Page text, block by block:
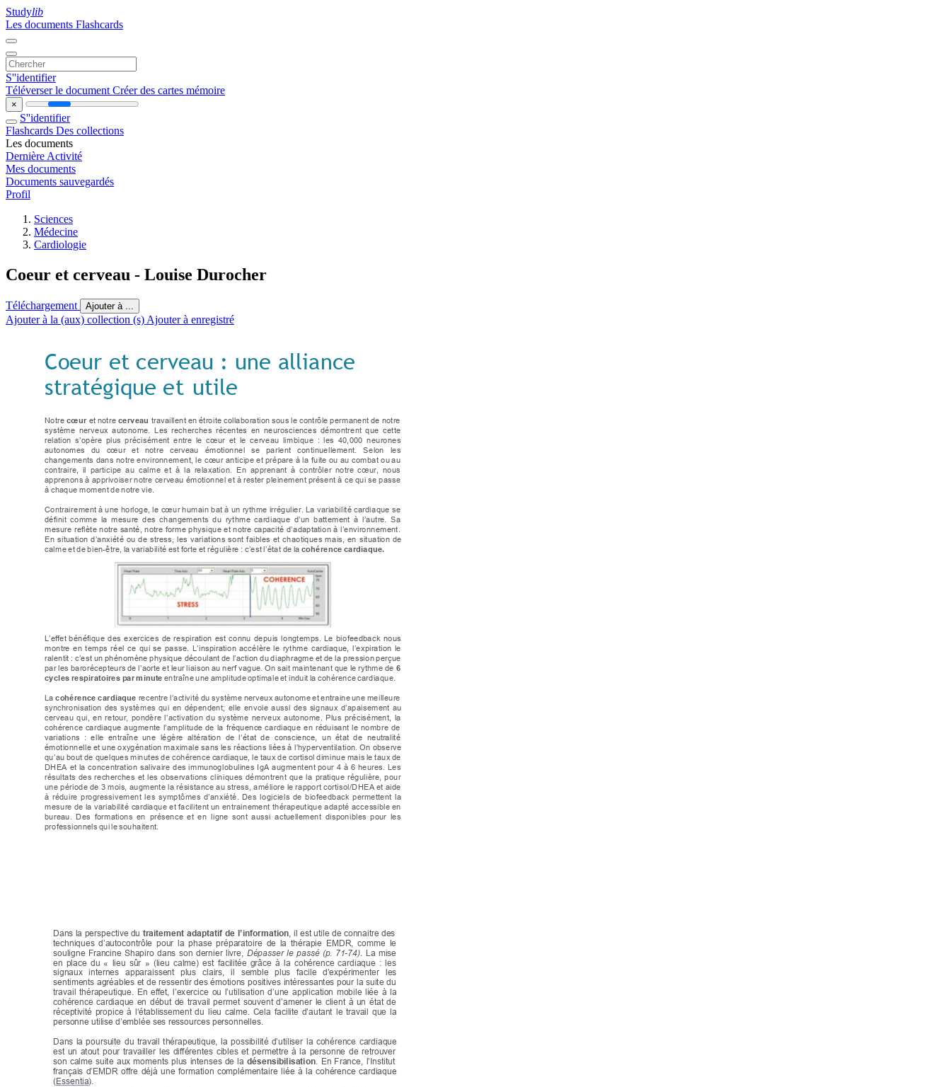
Studylib
Les documents Flashcards
S''identifier
Téléverser le document Créer des cartes mémoire
×
S''identifier
Flashcards Des collections
Les documents
Dernière Activité
Mes documents
Documents sauvegardés
Profil
Sciences
Médecine
Cardiologie
Coeur et cerveau - Louise Durocher
Téléchargement Ajouter à ...
Ajouter à la (aux) collection (s) Ajouter à enregistré
Coeur et cerveau : une alliance
stratégique et utile
Notre cœur et notre cerveau travaillent en étroite collaboration sous le contrôle permanent de notre
système nerveux autonome. Les recherches récentes en neurosciences démontrent que
cette
relation
s’opère plus précisément entre le cœur et le cerveau limbique : les 40,000
neurones
autonomes
du cœur et notre cerveau émotionnel se parlent continuellement. Selon
les
changements dans notre environnement, le cœur anticipe et prépare à la fuite ou au combat ou au
contraire,
il participe au calme et à la relaxation. En apprenant à contrôler notre cœur,
nous
apprenons à apprivoiser notre cerveau émotionnel et à rester pleinement présent à ce qui se passe
à chaque moment de notre vie.
Contra irement à une horloge, le cœur humain bat à un rythme irrégu lier. La variabilité cardiaque se
définit comme la mesure des changements du rythme cardiaque d’un battement à l’autre.
Sa
mesure reflète notre santé, notre forme physique et notre capacité d’adaptat ion à l’envi ronnement.
En situation d’anxiété ou de stress , les variations sont faibles et chaotiques mais, en situation de
calme et de bien-être, la variabilité est forte et régulière : c’est l’état de la cohérence cardiaque.
L’effet bénéfique des exercices de respiration est connu depuis longtemps. Le biofeedback nous
montre en temps réel ce qui se passe. L’inspiration accélère le rythme cardiaque, l’expiration
le
ralentit : c’est un phénomène physique découl ant de l’action du diaphragme et de la pression perçue
par es barorécepteurs de l’aorte et leur liaison au nerf vague. On sait maintenant que le rythme de 6
cycles respiratoires par minu te entraîne une amplitude optimale et induit la cohérence cardiaque.
La cohérence cardiaque recentre l’activité du système nerveux autonome et entraine une meil leure
synchronisation des systèmes qui en dépendent; elle envoie aussi des signaux d’apaisement au
cerveau qui, en retour, pondère l’activation du système nerveux autonome. Plus précisément,
la
cohérence cardiaque augmente l’amplitude de la fréquence cardiaque en réduisant le nombre de
variations
:  elle  entraîne une  légère altération  de l’état de  conscience,  un état de  neutralité
émotionnelle et une oxygénation maximale sans les réactions liées à l’hyperventilation. On observe
qu’au bout de quelques minutes de cohérence cardiaque, le taux de cortisol diminue mais le taux de
DHEA et la concentration salivaire des immunoglobuli nes IgA augmentent pour 4 à 6 heures. Les
résultats des recherches et les observations cliniqu es démontrent que la pratique rég ulière, pour
une période de 3 mois, augmente la résistance au stress, améliore le rapport cortisol/DHEA et aide
à réduire progressivement les symptômes d’anxiété. Des logiciels de biofeedback permettent
la
mesure de la variabilité cardiaque et facilitent un entrainement thérapeutique adapté accessible en
bureau.
Des formations en présence et en ligne sont aussi actuellement disponibles pour
les
professionnels qui le souhaitent.
Dans la perspective du traitement adaptatif de l’information, il est utile de connaitre des
techniques d’autocontrôle pour la phase préparatoire de la thérapie EMDR, comme
le
souligne Francine Shapiro dans son dernier livre, Dépasser le passé (p. 71-74). La mise
en place du « lieu sûr » (lieu calme) est facilitée grâce à la cohérence cardiaque :
les
signaux
internes apparaissent plus clairs, semble plus facile d’expérimenter
les
sentiments agréables et de ressentir des émotions positives intéressantes pour la suite du
travail
thérapeutique. En effet, l’exercice ou l’utilisation d’une application mobile liée à
la
cohérence cardiaque en début de travail permet souvent d’amener le client à un état de
réceptivité propice à l‘établissement du lieu calme. Cela facilite d’autant le travail que
la
personne utilise d’emblée ses ressources personnelles.
Dans la poursuite du travail thérapeutique, la possibilité d’utiliser la cohérence cardiaque
est un atout pour travailler les différentes cibles et permettre à la personne de retrouver
son calme suite aux moments plus intenses de la désensibilisation. En France,
l’Institut
français d’EMDR offre déjà une formation complémentaire liée à la cohérence cardiaque
(Essentia).